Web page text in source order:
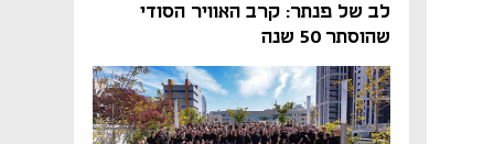
לב של פנתר: קרב האוויר הסודי
שהוסתר 50 שנה